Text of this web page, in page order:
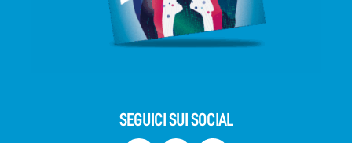
SEGUICI SUI SOCIAL